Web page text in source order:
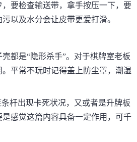
要检查输送带，拿手按压一下，要
以及水分会让皮带更爱打滑。
都是“隐形杀手”。对于棋牌室老板
平常不玩时记得盖上防尘罩，潮湿
杆出现卡死状况，又或者是升牌板
感觉这篇内容具备一定作用，可千